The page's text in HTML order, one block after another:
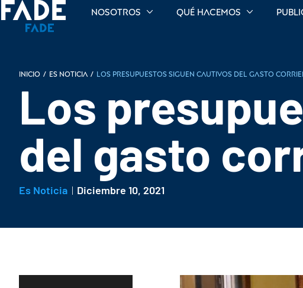
Nosotros Qué hacemos
INICIO / Es noticia / Los presupuestos siguen cautivos del gasto
Los
del gasto
Es Noticia Diciembre 10, 2021